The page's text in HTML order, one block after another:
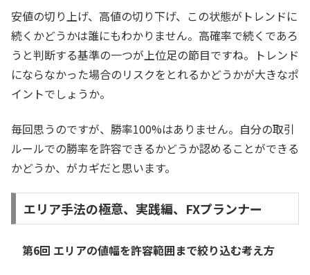
安値の切り上げ、高値の切り下げ、この状態がトレンドに
続くかどうかは誰にもわかりません。高確率で続くであろ
うと判断する基準の一つが上位足の節目ですね。トレンド
にならなかった場合のリスクをとれるかどうかが大きなポ
イントでしょうか。
毎回思うのですが、勝率100%はありません。自分の取引
ルールでの勝率を許容できるかどうか認めることができる
かどうか、がカギだと思います。
エリア手法の極意、実践編、FXプランナー
第6回 エリアの値幅を許容範囲まで絞り込む考え方